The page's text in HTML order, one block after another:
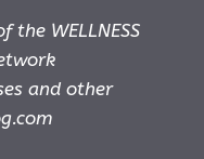
WELLNESS
and other